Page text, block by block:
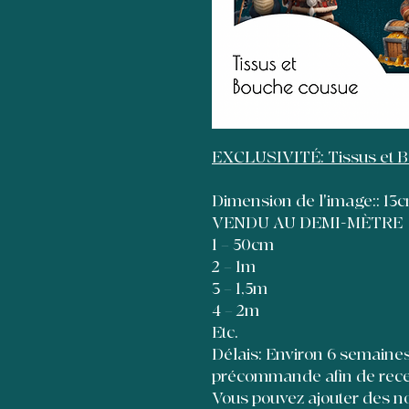
EXCLUSIVITÉ: Tissus et
Dimension de l'image::
VENDU AU DEMI-MÈTRE
1 = 50cm
2 = 1m
3 = 1,5m
4 = 2m
Etc.
Délais: Environ 6
précommande afin de
Vous pouvez ajouter des